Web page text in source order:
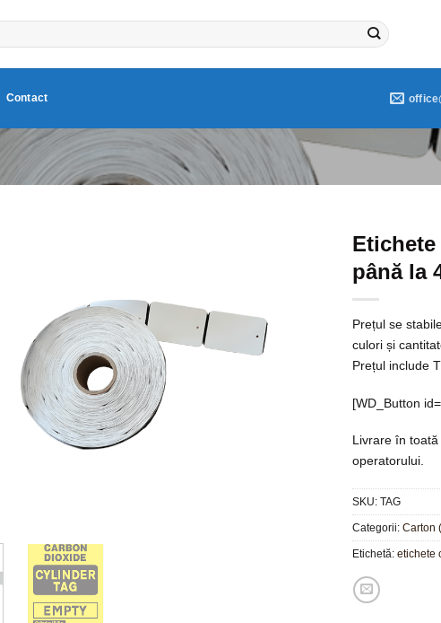
Contact
până la
Prețul se
culori și
Prețul include
[WD_Button
Livrare în
operatorului.
SKU: TAG
Categorii: Carton
Etichetă: etichete